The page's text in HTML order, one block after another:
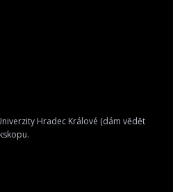
Hradec Králové (dám vědět